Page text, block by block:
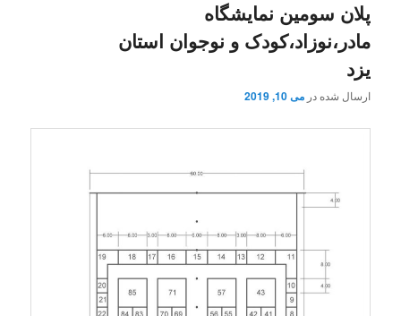
پلان سومین نمایشگاه
مادر،نوزاد،کودک و نوجوان استان
یزد
ارسال شده درمی 10, 2019